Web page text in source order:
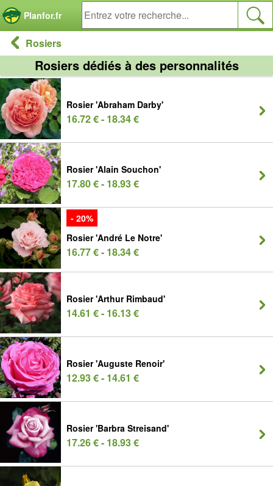
Planfor.fr
Rosiers
Rosiers dédiés à des personnalités
Rosier 'Abraham Darby'
16.72 € - 18.34 €
Rosier 'Alain Souchon'
17.80 € - 18.93 €
- 20%
Rosier 'André Le Notre'
16.77 € - 18.34 €
Rosier 'Arthur Rimbaud'
14.61 € - 16.13 €
Rosier 'Auguste Renoir'
12.93 € - 14.61 €
Rosier 'Barbra Streisand'
17.26 € - 18.93 €
Panneau de gestion des cookies